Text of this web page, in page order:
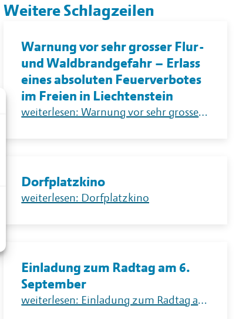
Weitere Schlagzeilen
Warnung vor sehr grosser Flur-
und Waldbrandgefahr – Erlass
eines absoluten Feuerverbotes
im Freien in Liechtenstein
weiterlesen: Warnung vor sehr grosser Flur- und Waldbrandgefahr – Erlass eines absoluten Feuerverbotes im Freien in Liechtenstein
Dorfplatzkino
weiterlesen: Dorfplatzkino
Einladung zum Radtag am 6.
September
weiterlesen: Einladung zum Radtag am 6. September